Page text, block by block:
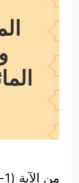
من الآية (1- 20)